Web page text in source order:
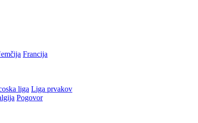
Francija
liga Liga prvakov
Pogovor